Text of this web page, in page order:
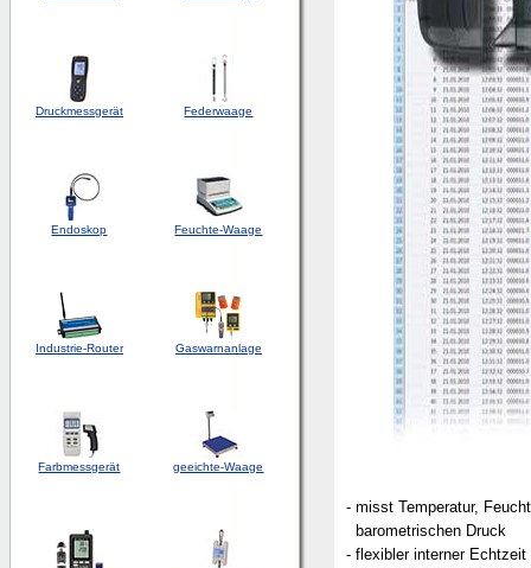
Druckmessgerät Federwaage
Endoskop Feuchte-Waage
Industrie-Router Gaswarnanlage
Farbmessgerät geeichte-Waage
- misst Temperatur,
barometrischen Druck
- flexibler interner